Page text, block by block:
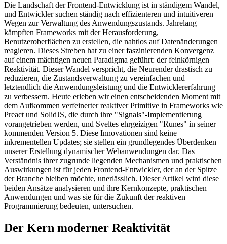
Die Landschaft der Frontend-Entwicklung ist in ständigem Wandel,
und Entwickler suchen ständig nach effizienteren und intuitiveren
Wegen zur Verwaltung des Anwendungszustands. Jahrelang
kämpften Frameworks mit der Herausforderung,
Benutzeroberflächen zu erstellen, die nahtlos auf Datenänderungen
reagieren. Dieses Streben hat zu einer faszinierenden Konvergenz
auf einem mächtigen neuen Paradigma geführt: der feinkörnigen
Reaktivität. Dieser Wandel verspricht, die Neurender drastisch zu
reduzieren, die Zustandsverwaltung zu vereinfachen und
letztendlich die Anwendungsleistung und die Entwicklererfahrung
zu verbessern. Heute erleben wir einen entscheidenden Moment mit
dem Aufkommen verfeinerter reaktiver Primitive in Frameworks wie
Preact und SolidJS, die durch ihre "Signals"-Implementierung
vorangetrieben werden, und Sveltes ehrgeizigen "Runes" in seiner
kommenden Version 5. Diese Innovationen sind keine
inkrementellen Updates; sie stellen ein grundlegendes Überdenken
unserer Erstellung dynamischer Webanwendungen dar. Das
Verständnis ihrer zugrunde liegenden Mechanismen und praktischen
Auswirkungen ist für jeden Frontend-Entwickler, der an der Spitze
der Branche bleiben möchte, unerlässlich. Dieser Artikel wird diese
beiden Ansätze analysieren und ihre Kernkonzepte, praktischen
Anwendungen und was sie für die Zukunft der reaktiven
Programmierung bedeuten, untersuchen.
Der Kern moderner Reaktivität